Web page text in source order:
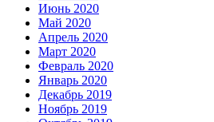
Июнь 2020
Май 2020
Апрель 2020
Март 2020
Февраль 2020
Январь 2020
Декабрь 2019
Ноябрь 2019